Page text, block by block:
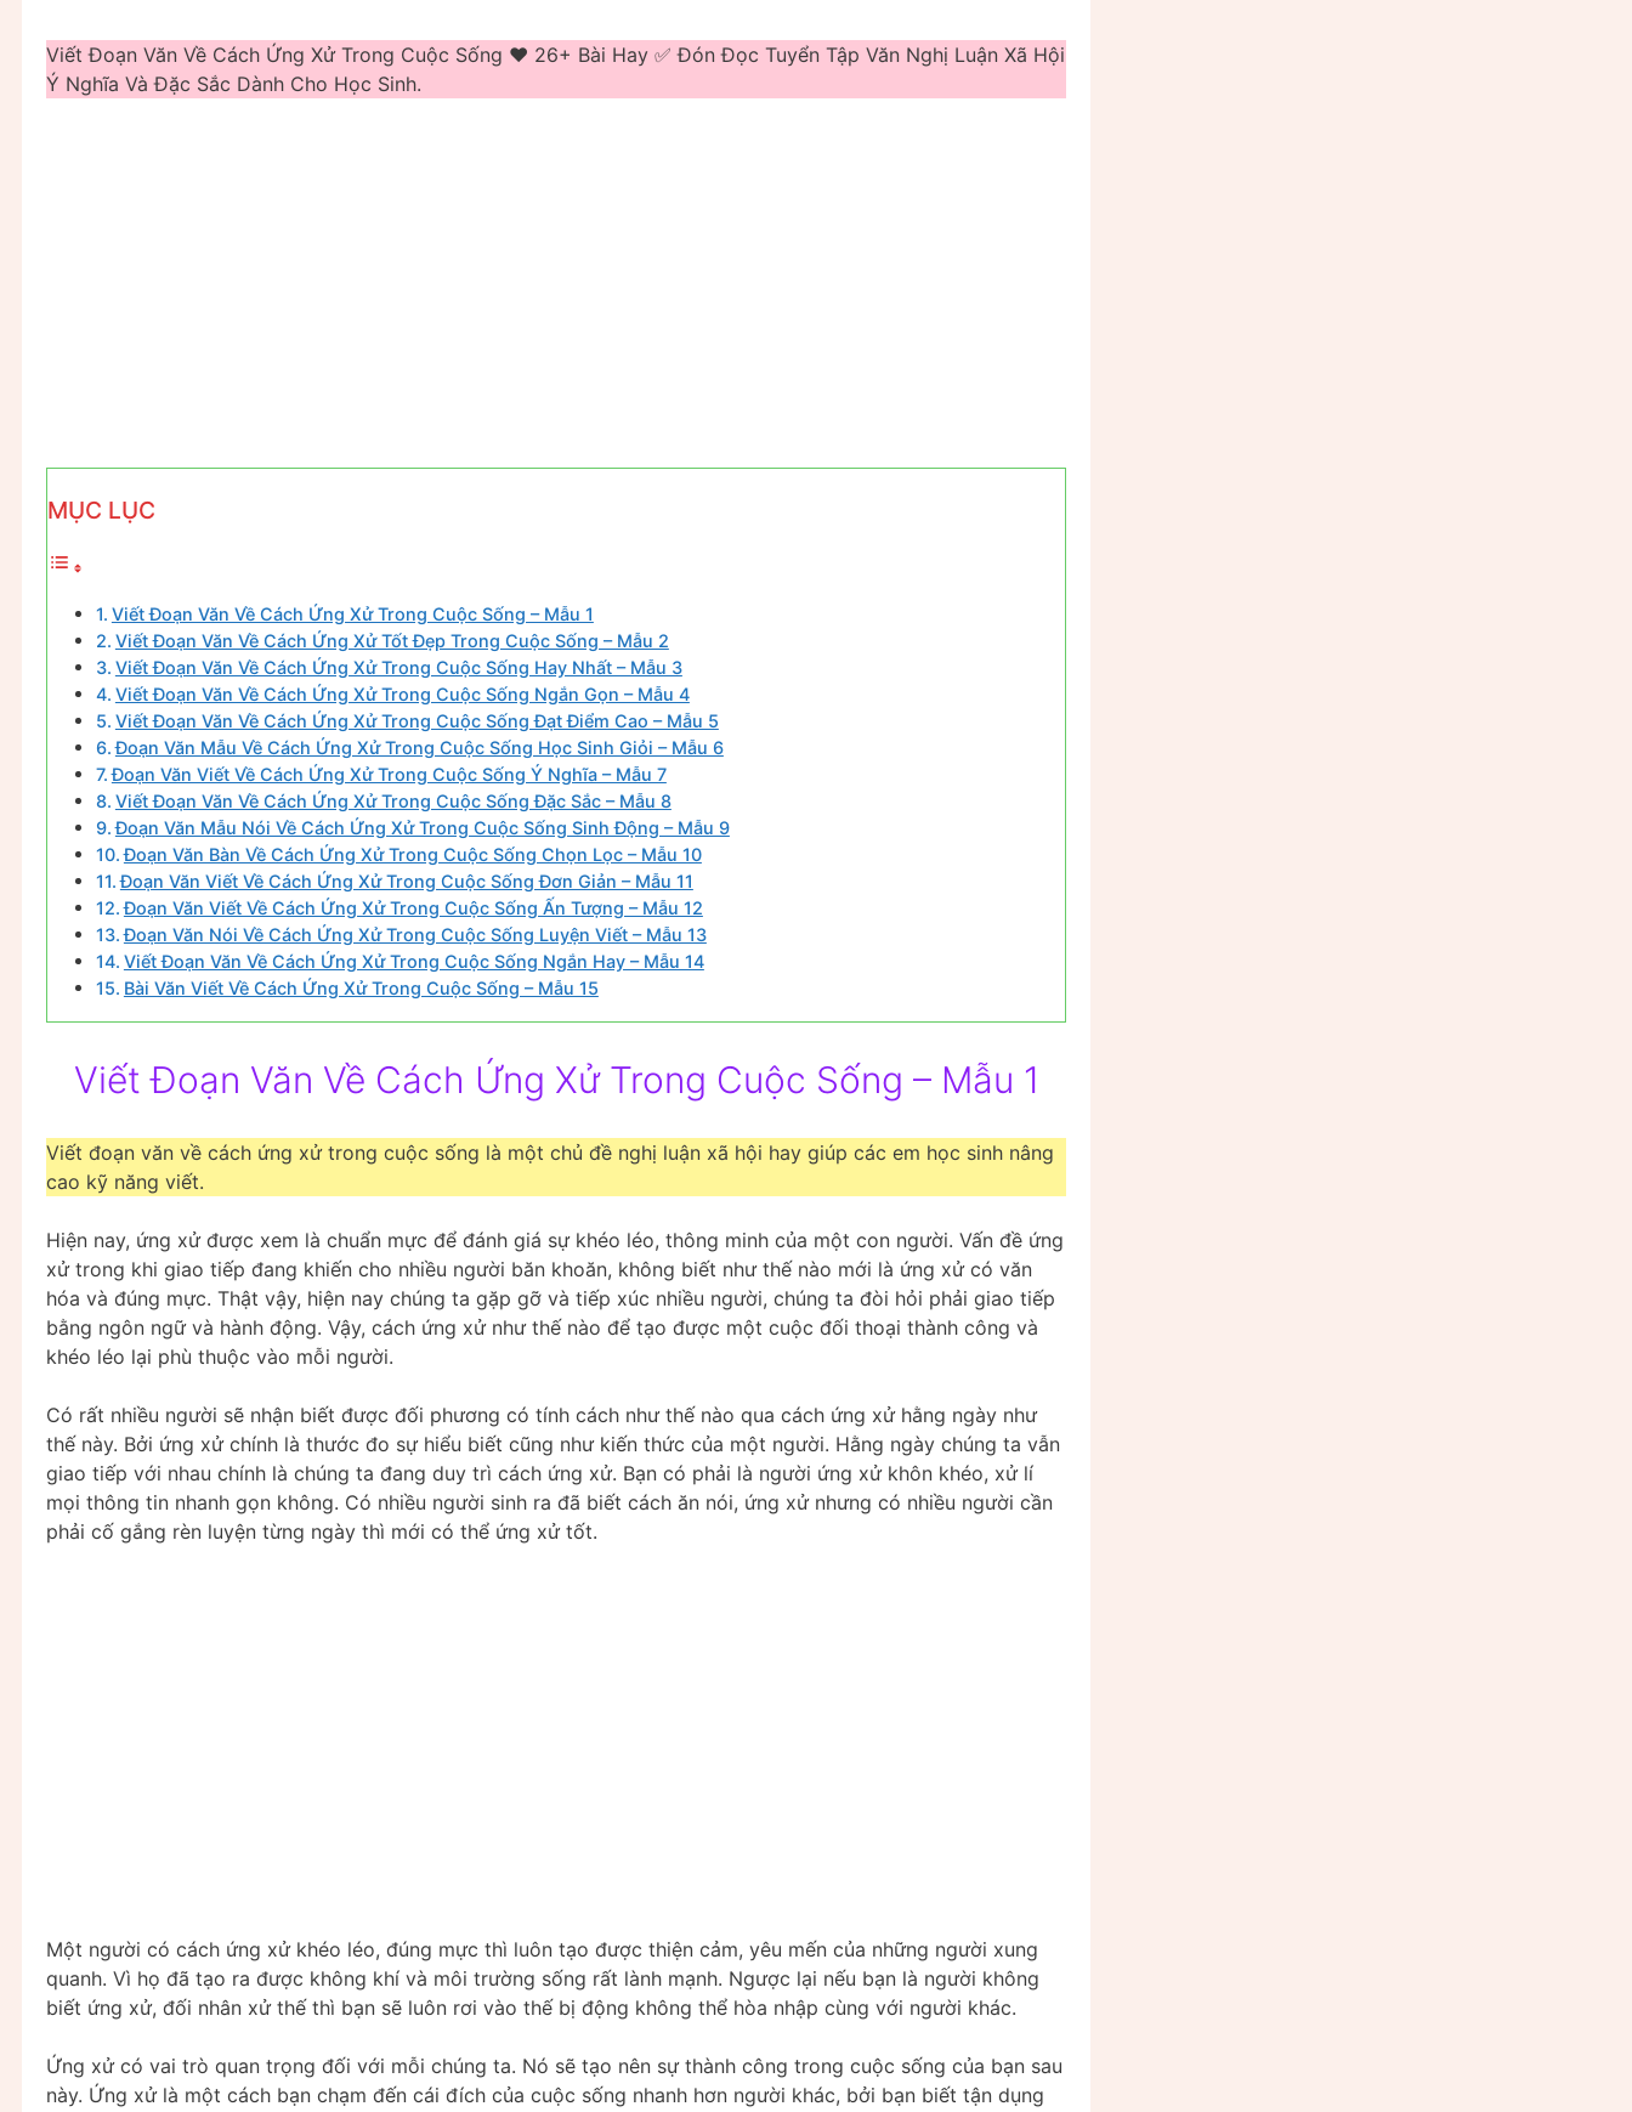
Viết Đoạn Văn Về Cách Ứng Xử Trong Cuộc Sống ❤️️ 26+ Bài Hay ✅ Đón Đọc Tuyển Tập Văn Nghị Luận Xã Hội
Ý Nghĩa Và Đặc Sắc Dành Cho Học Sinh.
MỤC LỤC
Viết Đoạn Văn Về Cách Ứng Xử Trong Cuộc Sống – Mẫu 1
Viết Đoạn Văn Về Cách Ứng Xử Tốt Đẹp Trong Cuộc Sống – Mẫu 2
Viết Đoạn Văn Về Cách Ứng Xử Trong Cuộc Sống Hay Nhất – Mẫu 3
Viết Đoạn Văn Về Cách Ứng Xử Trong Cuộc Sống Ngắn Gọn – Mẫu 4
Viết Đoạn Văn Về Cách Ứng Xử Trong Cuộc Sống Đạt Điểm Cao – Mẫu 5
Đoạn Văn Mẫu Về Cách Ứng Xử Trong Cuộc Sống Học Sinh Giỏi – Mẫu 6
Đoạn Văn Viết Về Cách Ứng Xử Trong Cuộc Sống Ý Nghĩa – Mẫu 7
Viết Đoạn Văn Về Cách Ứng Xử Trong Cuộc Sống Đặc Sắc – Mẫu 8
Đoạn Văn Mẫu Nói Về Cách Ứng Xử Trong Cuộc Sống Sinh Động – Mẫu 9
Đoạn Văn Bàn Về Cách Ứng Xử Trong Cuộc Sống Chọn Lọc – Mẫu 10
Đoạn Văn Viết Về Cách Ứng Xử Trong Cuộc Sống Đơn Giản – Mẫu 11
Đoạn Văn Viết Về Cách Ứng Xử Trong Cuộc Sống Ấn Tượng – Mẫu 12
Đoạn Văn Nói Về Cách Ứng Xử Trong Cuộc Sống Luyện Viết – Mẫu 13
Viết Đoạn Văn Về Cách Ứng Xử Trong Cuộc Sống Ngắn Hay – Mẫu 14
Bài Văn Viết Về Cách Ứng Xử Trong Cuộc Sống – Mẫu 15
Viết Đoạn Văn Về Cách Ứng Xử Trong Cuộc Sống – Mẫu 1
Viết đoạn văn về cách ứng xử trong cuộc sống là một chủ đề nghị luận xã hội hay giúp các em học sinh nâng
cao kỹ năng viết.
Hiện nay, ứng xử được xem là chuẩn mực để đánh giá sự khéo léo, thông minh của một con người. Vấn đề ứng
xử trong khi giao tiếp đang khiến cho nhiều người băn khoăn, không biết như thế nào mới là ứng xử có văn
hóa và đúng mực. Thật vậy, hiện nay chúng ta gặp gỡ và tiếp xúc nhiều người, chúng ta đòi hỏi phải giao tiếp
bằng ngôn ngữ và hành động. Vậy, cách ứng xử như thế nào để tạo được một cuộc đối thoại thành công và
khéo léo lại phù thuộc vào mỗi người.
Có rất nhiều người sẽ nhận biết được đối phương có tính cách như thế nào qua cách ứng xử hằng ngày như
thế này. Bởi ứng xử chính là thước đo sự hiểu biết cũng như kiến thức của một người. Hằng ngày chúng ta vẫn
giao tiếp với nhau chính là chúng ta đang duy trì cách ứng xử. Bạn có phải là người ứng xử khôn khéo, xử lí
mọi thông tin nhanh gọn không. Có nhiều người sinh ra đã biết cách ăn nói, ứng xử nhưng có nhiều người cần
phải cố gắng rèn luyện từng ngày thì mới có thể ứng xử tốt.
Một người có cách ứng xử khéo léo, đúng mực thì luôn tạo được thiện cảm, yêu mến của những người xung
quanh. Vì họ đã tạo ra được không khí và môi trường sống rất lành mạnh. Ngược lại nếu bạn là người không
biết ứng xử, đối nhân xử thế thì bạn sẽ luôn rơi vào thế bị động không thể hòa nhập cùng với người khác.
Ứng xử có vai trò quan trọng đối với mỗi chúng ta. Nó sẽ tạo nên sự thành công trong cuộc sống của bạn sau
này. Ứng xử là một cách bạn chạm đến cái đích của cuộc sống nhanh hơn người khác, bởi bạn biết tận dụng